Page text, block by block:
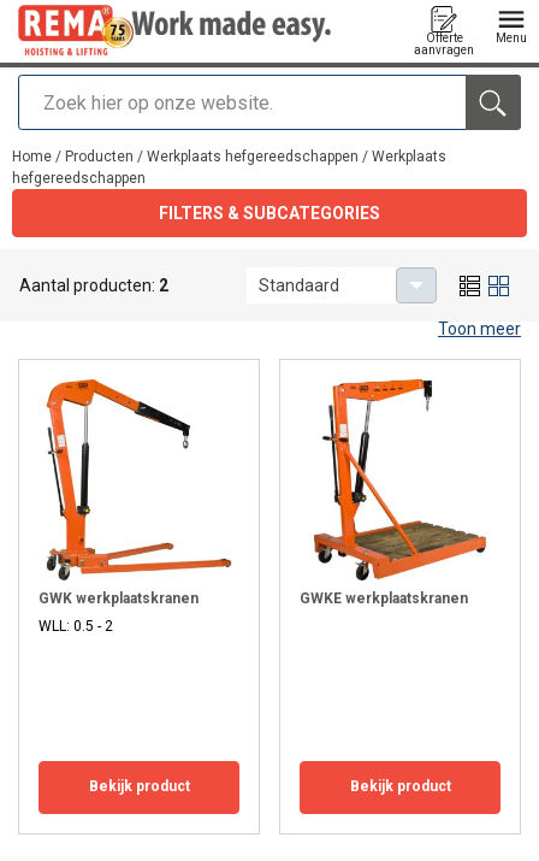
Zoeken
Offerte
aanvragen
Menu
toegevoegd aan uw offerte
Home / Producten / Werkplaats hefgereedschappen / Werkplaats
hefgereedschappen
FILTERS & SUBCATEGORIES
Werkplaats
hefgereedschappen.
Toon meer
Aantal producten: 2 Standaard
GWK werkplaatskranen
WLL: 0.5 - 2
Bekijk product
GWKE werkplaatskranen
Bekijk product